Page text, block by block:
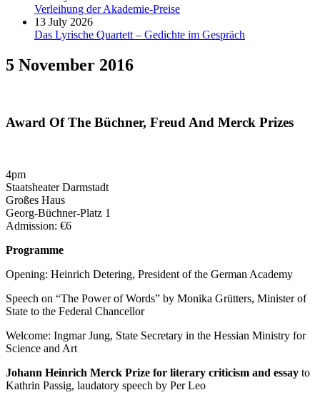
Verleihung der Akademie-Preise
13 July 2026
Das Lyrische Quartett – Gedichte im Gespräch
5 November 2016
Award Of The Büchner, Freud And Merck Prizes
4pm
Staatsheater Darmstadt
Großes Haus
Georg-Büchner-Platz 1
Admission: €6
Programme
Opening: Heinrich Detering, President of the German Academy
Speech on “The Power of Words” by Monika Grütters, Minister of
State to the Federal Chancellor
Welcome: Ingmar Jung, State Secretary in the Hessian Ministry for
Science and Art
Johann Heinrich Merck Prize for literary criticism and essay to
Kathrin Passig, laudatory speech by Per Leo